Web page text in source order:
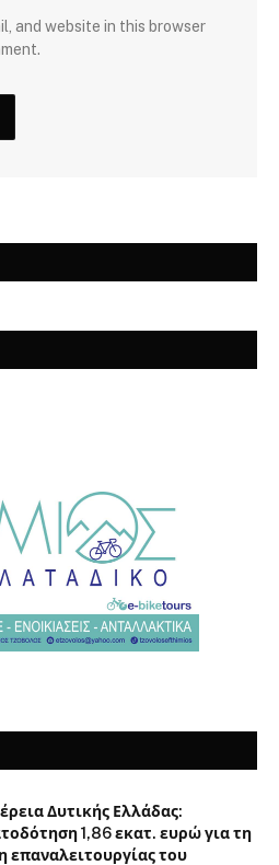
and website in this browser
Δυτικής Ελλάδας:
1,86 εκατ. ευρώ για τη
επαναλειτουργίας του